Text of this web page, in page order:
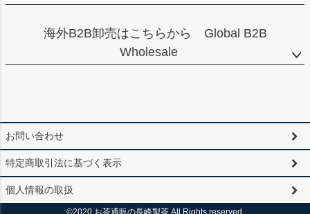
海外B2B卸売はこちらから Global B2B
Wholesale
お問い合わせ
特定商取引法に基づく表示
個人情報の取扱